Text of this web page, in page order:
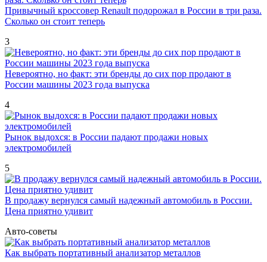
Привычный кроссовер Renault подорожал в России в три раза.
Сколько он стоит теперь
3
Невероятно, но факт: эти бренды до сих пор продают в
России машины 2023 года выпуска
4
Рынок выдохся: в России падают продажи новых
электромобилей
5
В продажу вернулся самый надежный автомобиль в России.
Цена приятно удивит
Авто-советы
Как выбрать портативный анализатор металлов